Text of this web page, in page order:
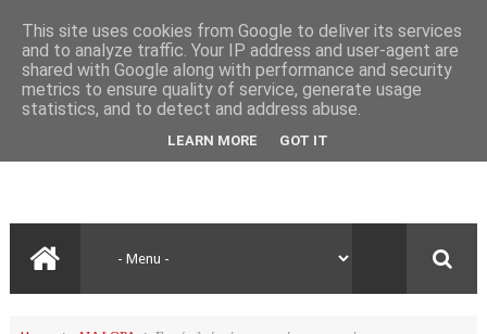
This site uses cookies from Google to deliver its services
and to analyze traffic. Your IP address and user-agent are
shared with Google along with performance and security
metrics to ensure quality of service, generate usage
statistics, and to detect and address abuse.
LEARN MORE GOT IT